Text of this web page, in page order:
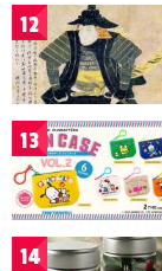
12
13
14